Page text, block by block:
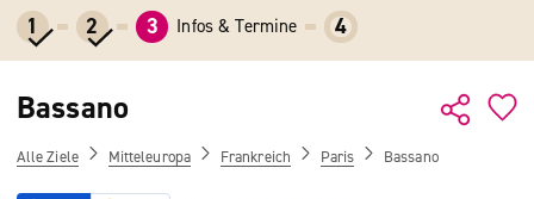
1 2 3 Infos & Termine 4
Bassano
Alle Ziele Mitteleuropa Frankreich Paris Bassano